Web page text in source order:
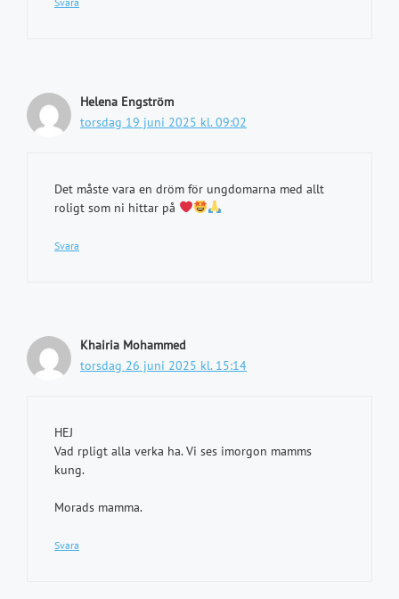
Helena Engström
torsdag 19 juni 2025 kl. 09:02
Det måste vara en dröm för ungdomarna med allt
roligt som ni hittar på
Svara
Khairia Mohammed
torsdag 26 juni 2025 kl. 15:14
HEJ
Vad rpligt alla verka ha. Vi ses imorgon mamms
kung.
Morads mamma.
Svara